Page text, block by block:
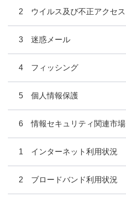
2 ウイルス及び不正アクセス
3 迷惑メール
4 フィッシング
5 個人情報保護
6 情報セキュリティ関連市場
1 インターネット利用状況
2 ブロードバンド利用状況